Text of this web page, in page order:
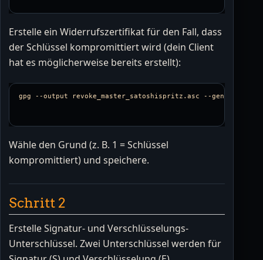
Erstelle ein Widerrufszertifikat für den Fall, dass
der Schlüssel kompromittiert wird (dein Client
hat es möglicherweise bereits erstellt):
gpg --output revoke_master_satoshispritz.asc --gen-revoke
Wähle den Grund (z. B. 1 = Schlüssel
kompromittiert) und speichere.
Schritt 2
Erstelle Signatur- und Verschlüsselungs-
Unterschlüssel. Zwei Unterschlüssel werden für